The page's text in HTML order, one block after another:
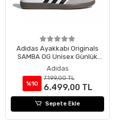
Adidas Ayakkabı Originals
SAMBA OG Unisex Günlük
Ayakkabı B75806
Adidas
%10
7.199,00 TL
6.499,00 TL
Sepete Ekle